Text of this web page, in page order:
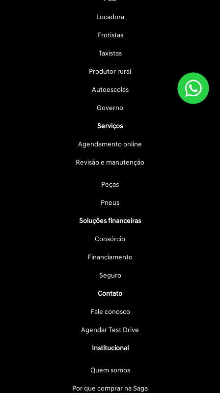
Locadora
Frotistas
Taxistas
Produtor rural
Autoescolas
Governo
Serviços
Agendamento online
Revisão e manutenção
Peças
Pneus
Soluções financeiras
Consórcio
Financiamento
Seguro
Contato
Fale conosco
Agendar Test Drive
Institucional
Quem somos
Por que comprar na Saga